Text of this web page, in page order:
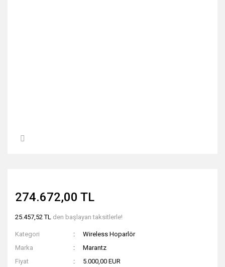
274.672,00 TL
25.457,52 TL den başlayan taksitlerle!
Kategori
Wireless Hoparlör
Marka
Marantz
Fiyat
5.000,00 EUR